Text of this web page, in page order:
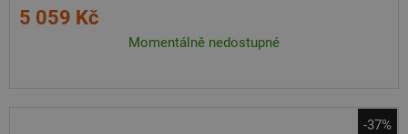
5 059 Kč
Momentálně nedostupné
-37%